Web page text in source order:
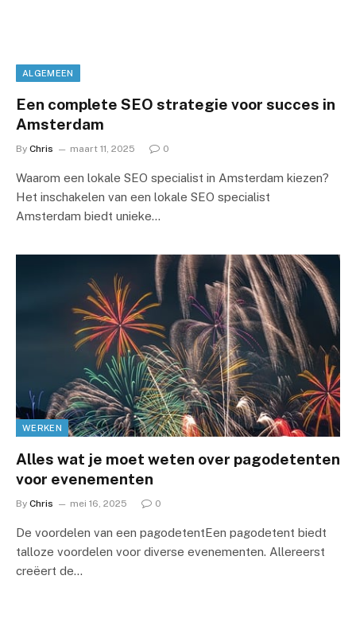
ALGEMEEN
Een complete SEO strategie voor succes in
Amsterdam
By Chris maart 11, 2025 0
Waarom een lokale SEO specialist in Amsterdam kiezen?
Het inschakelen van een lokale SEO specialist
Amsterdam biedt unieke…
WERKEN
Alles wat je moet weten over pagodetenten
voor evenementen
By Chris mei 16, 2025 0
De voordelen van een pagodetentEen pagodetent biedt
talloze voordelen voor diverse evenementen. Allereerst
creëert de…